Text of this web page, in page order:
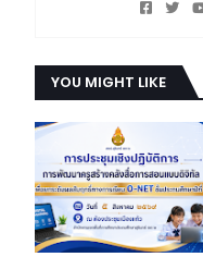
YOU MIGHT LIKE